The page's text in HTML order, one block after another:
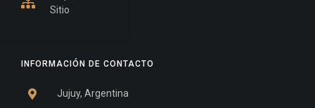
INFORMACIÓN DE CONTACTO
Jujuy, Argentina
Sitio